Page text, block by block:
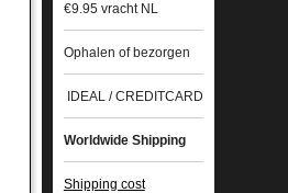
€9.95 vracht NL
Ophalen of bezorgen
IDEAL / CREDITCARD
Worldwide Shipping
Shipping cost